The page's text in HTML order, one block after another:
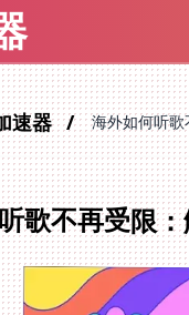
速器 海外如何听
歌不再受限